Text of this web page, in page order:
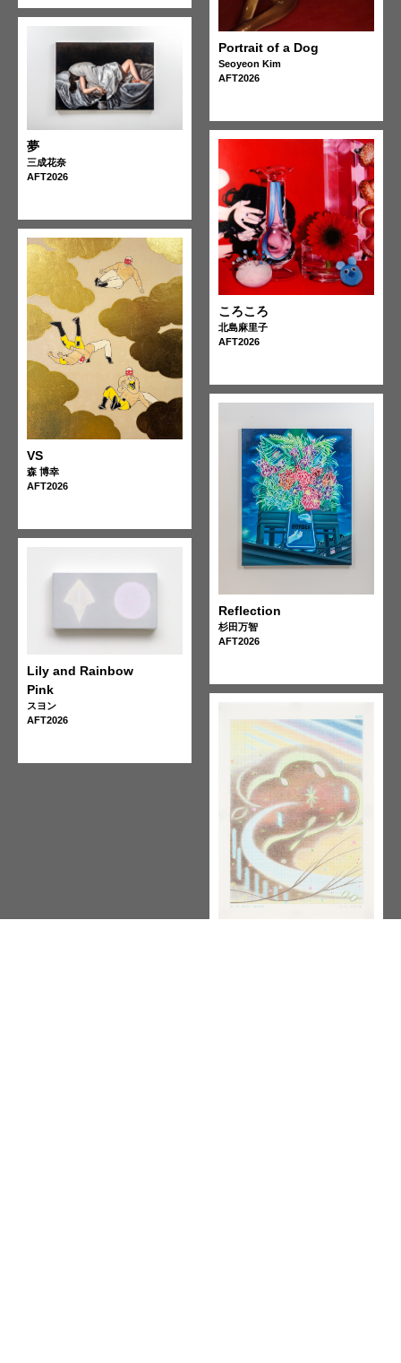
夢
三成花奈
AFT2026
VS
森 博幸
AFT2026
Lily and Rainbow
Pink
スヨン
AFT2026
Portrait of a Dog
Seoyeon Kim
AFT2026
ころころ
北島麻里子
AFT2026
Reflection
杉田万智
AFT2026